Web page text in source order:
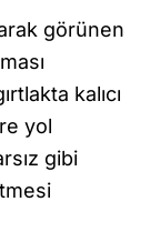
görünen
kalıcı
yol
gibi